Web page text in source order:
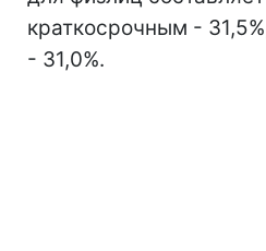
краткосрочным -
- 31,0%.